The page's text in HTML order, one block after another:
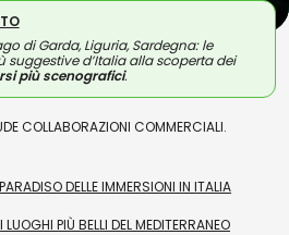
di Garda, Liguria, Sardegna: le
suggestive d’Italia alla scoperta dei
più scenografici.
COLLABORAZIONI COMMERCIALI.
DELLE IMMERSIONI IN ITALIA
PIÙ BELLI DEL MEDITERRANEO